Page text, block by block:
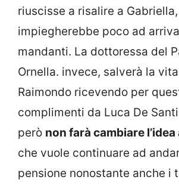
riuscisse a risalire a Gabriella,
impiegherebbe poco ad
mandanti. La dottoressa del
Ornella. invece, salverà la
Raimondo ricevendo per
complimenti da Luca De
però non farà cambiare
che vuole continuare ad
pensione nonostante anche i